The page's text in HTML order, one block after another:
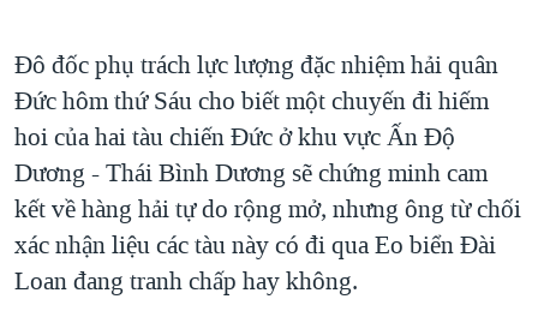
BÊN KIA QUỐC LỘ: TIẾNG VỌNG TỪ NÔNG THÔN MỸ
QUAN HỆ VIỆT MỸ
Đô đốc phụ trách lực lượng đặc nhiệm hải quân
Đức hôm thứ Sáu cho biết một chuyến đi hiếm
hoi của hai tàu chiến Đức ở khu vực Ấn Độ
Dương - Thái Bình Dương sẽ chứng minh cam
kết về hàng hải tự do rộng mở, nhưng ông từ chối
xác nhận liệu các tàu này có đi qua Eo biển Đài
Loan đang tranh chấp hay không.